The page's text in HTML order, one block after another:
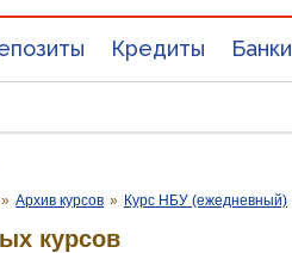
Кредиты Банки
» Архив курсов » Курс НБУ (ежедневный)
курсов